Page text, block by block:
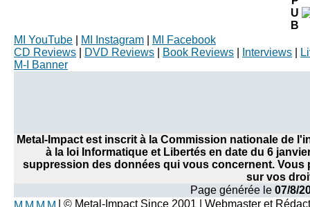
U
B
MI YouTube
MI Instagram
MI Facebook
CD Reviews
DVD Reviews Book Reviews Interviews
M-I Banner
Metal-Impact est inscrit à la Commission nationale de
à la loi Informatique et Libertés en date du 6
suppression des données qui vous concernent.
sur vos
Page générée le 07/8/
| © Metal-Impact Since 2001 | Webmaster et